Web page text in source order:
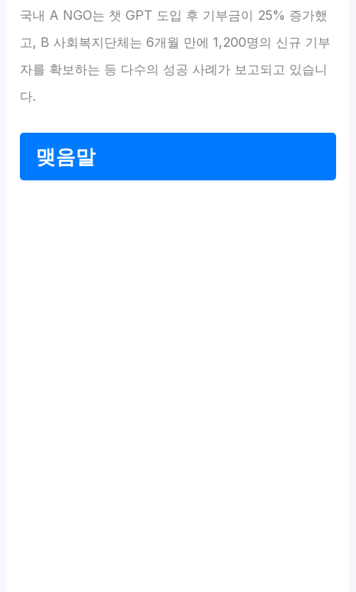
국내 A NGO는 챗 GPT 도입 후 기부금이 25% 증가했
고, B 사회복지단체는 6개월 만에 1,200명의 신규 기부
자를 확보하는 등 다수의 성공 사례가 보고되고 있습니
다.
맺음말